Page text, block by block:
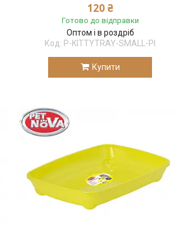
120 ₴
Готово до відправки
Оптом і в роздріб
P-KITTYTRAY-SMALL-PI
Купити